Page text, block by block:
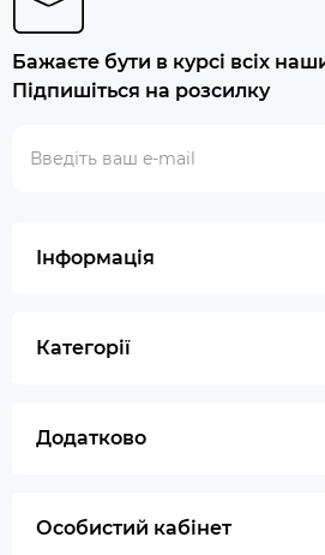
Попільничка
Купити люльку для куріння
Люлька для куріння набір
Купити ювелірні ваги
Гільйотина для сигар
Бажаєте бути в курсі всіх
Підпишіться на розсилку
Інформація
Категорії
Додатково
Особистий кабінет